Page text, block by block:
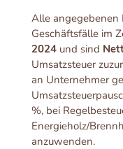
Alle angegebenen
Geschäftsfälle im
2024und sind
Umsatzsteuer
an Unternehmer
%, bei
Energieholz/
anzuwenden.